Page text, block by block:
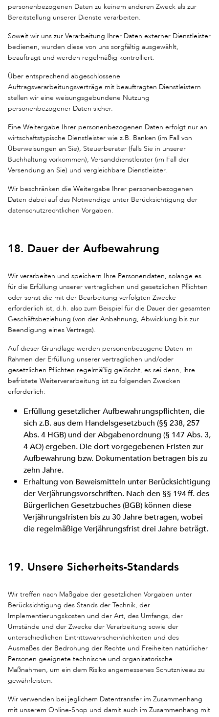
personenbezogenen Daten zu keinem anderen Zweck als zur
Bereitstellung unserer Dienste verarbeiten.
Soweit wir uns zur Verarbeitung Ihrer Daten externer Dienstleister
bedienen, wurden diese von uns sorgfältig ausgewählt,
beauftragt und werden regelmäßig kontrolliert.
Über entsprechend abgeschlossene
Auftragsverarbeitungsverträge mit beauftragten Dienstleistern
stellen wir eine weisungsgebundene Nutzung
personenbezogener Daten sicher.
Eine Weitergabe Ihrer personenbezogenen Daten erfolgt nur an
wirtschaftstypische Dienstleister wie z.B. Banken (im Fall von
Überweisungen an Sie), Steuerberater (falls Sie in unserer
Buchhaltung vorkommen), Versanddienstleister (im Fall der
Versendung an Sie) und vergleichbare Dienstleister.
Wir beschränken die Weitergabe Ihrer personenbezogenen
Daten dabei auf das Notwendige unter Berücksichtigung der
datenschutzrechtlichen Vorgaben.
18. Dauer der Aufbewahrung
Wir verarbeiten und speichern Ihre Personendaten, solange es
für die Erfüllung unserer vertraglichen und gesetzlichen Pflichten
oder sonst die mit der Bearbeitung verfolgten Zwecke
erforderlich ist, d.h. also zum Beispiel für die Dauer der gesamten
Geschäftsbeziehung (von der Anbahnung, Abwicklung bis zur
Beendigung eines Vertrags).
Auf dieser Grundlage werden personenbezogene Daten im
Rahmen der Erfüllung unserer vertraglichen und/oder
gesetzlichen Pflichten regelmäßig gelöscht, es sei denn, ihre
befristete Weiterverarbeitung ist zu folgenden Zwecken
erforderlich:
Erfüllung gesetzlicher Aufbewahrungspflichten, die
sich z.B. aus dem Handelsgesetzbuch (§§ 238, 257
Abs. 4 HGB) und der Abgabenordnung (§ 147 Abs. 3,
4 AO) ergeben. Die dort vorgegebenen Fristen zur
Aufbewahrung bzw. Dokumentation betragen bis zu
zehn Jahre.
Erhaltung von Beweismitteln unter Berücksichtigung
der Verjährungsvorschriften. Nach den §§ 194 ff. des
Bürgerlichen Gesetzbuches (BGB) können diese
Verjährungsfristen bis zu 30 Jahre betragen, wobei
die regelmäßige Verjährungsfrist drei Jahre beträgt.
19. Unsere Sicherheits-Standards
Wir treffen nach Maßgabe der gesetzlichen Vorgaben unter
Berücksichtigung des Stands der Technik, der
Implementierungskosten und der Art, des Umfangs, der
Umstände und der Zwecke der Verarbeitung sowie der
unterschiedlichen Eintrittswahrscheinlichkeiten und des
Ausmaßes der Bedrohung der Rechte und Freiheiten natürlicher
Personen geeignete technische und organisatorische
Maßnahmen, um ein dem Risiko angemessenes Schutzniveau zu
gewährleisten.
Wir verwenden bei jeglichem Datentransfer im Zusammenhang
mit unserem Online-Shop und damit auch im Zusammenhang mit